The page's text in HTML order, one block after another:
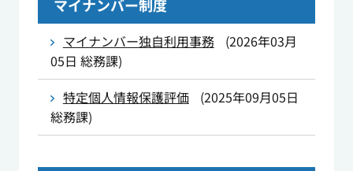
マイナンバー制度
マイナンバー独自利用事務 (2026年03月
05日 総務課)
特定個人情報保護評価
(2025年09月05日
総務課)